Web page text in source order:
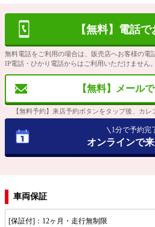
【無料】電話
無料電話をご利用の場合は、販売店へお客様の電
IP電話・ひかり電話からはご利用いただけません。
【無料】メール
【無料予約】来店予約ボタンをタップ後、カ
1分で予約完
オンラインで
車両保証
[保証付]：12ヶ月・走行無制限